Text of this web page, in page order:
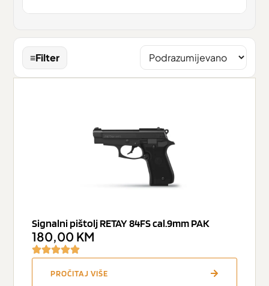
≡Filter
Signalni pištolj RETAY 84FS cal.9mm PAK
180,00 KM
PROČITAJ VIŠE